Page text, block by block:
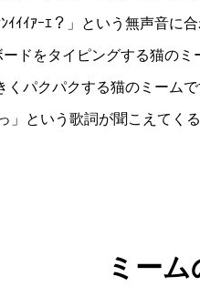
ﾝｲｲｲｱｰｴ？」という無声音に
ドをタイピングする猫のミ
くパクパクする猫のミームで
」という歌詞が聞こえてく
ミー